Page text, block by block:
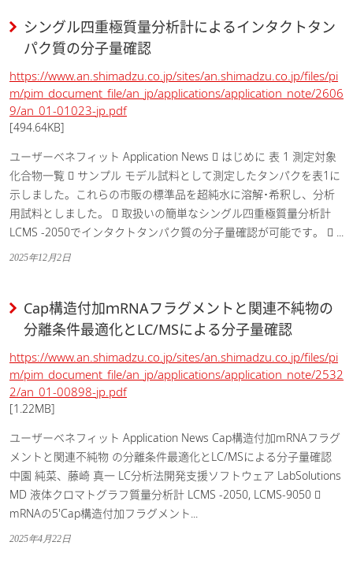
シングル四重極質量分析計によるインタクトタン
パク質の分子量確認
https://www.an.shimadzu.co.jp/sites/an.shimadzu.co.jp/files/pi
m/pim_document_file/an_jp/applications/application_note/2606
9/an_01-01023-jp.pdf
[494.64KB]
ユーザーベネフィット Application News  はじめに 表 1 測定対象
化合物一覧  サンプル モデル試料として測定したタンパクを表1に
示しました。これらの市販の標準品を超純水に溶解･希釈し、分析
用試料としました。  取扱いの簡単なシングル四重極質量分析計
LCMS -2050でインタクトタンパク質の分子量確認が可能です。  ...
2025年12月2日
Cap構造付加ｍRNAフラグメントと関連不純物の
分離条件最適化とLC/MSによる分子量確認
https://www.an.shimadzu.co.jp/sites/an.shimadzu.co.jp/files/pi
m/pim_document_file/an_jp/applications/application_note/2532
2/an_01-00898-jp.pdf
[1.22MB]
ユーザーベネフィット Application News Cap構造付加mRNAフラグ
メントと関連不純物 の分離条件最適化とLC/MSによる分子量確認
中園 純菜、藤崎 真一 LC分析法開発支援ソフトウェア LabSolutions
MD 液体クロマトグラフ質量分析計 LCMS -2050, LCMS-9050 
mRNAの5'Cap構造付加フラグメント...
2025年4月22日